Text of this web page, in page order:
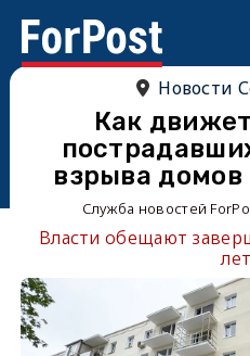
Новости
Как
взрыва домов
Служба новостей
Власти обещают